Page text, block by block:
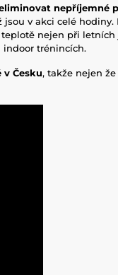
nepříjemné
jsou v akci celé
nejen při
indoor trénincích.
v Česku, takže nejen